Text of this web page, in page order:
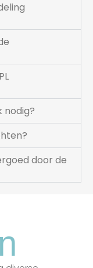
nodig?
door de